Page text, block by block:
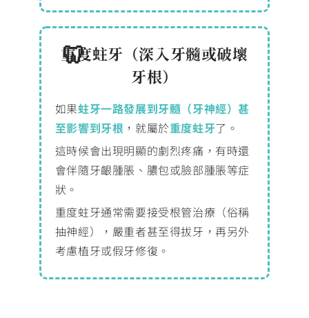
重度蛀牙（深入牙髓或破壞
牙根）
如果蛀牙一路發展到牙髓（牙神經）甚
至影響到牙根 ，就屬於重度蛀牙了。
這時候會出現明顯的劇烈疼痛，有時還
會伴隨牙齦腫脹、膿包或臉部腫脹等症
狀。
重度蛀牙通常需要接受根管治療（俗稱
抽神經），嚴重者甚至得拔牙，再另外
考慮植牙或假牙修復。